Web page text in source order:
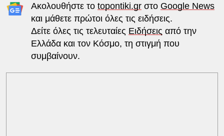
Ακολουθήστε το topontiki.grστο Google News
και μάθετε πρώτοι όλες τις ειδήσεις.
Δείτε όλες τις τελευταίες Ειδήσεις από την
Ελλάδα και τον Κόσμο, τη στιγμή που
συμβαίνουν.